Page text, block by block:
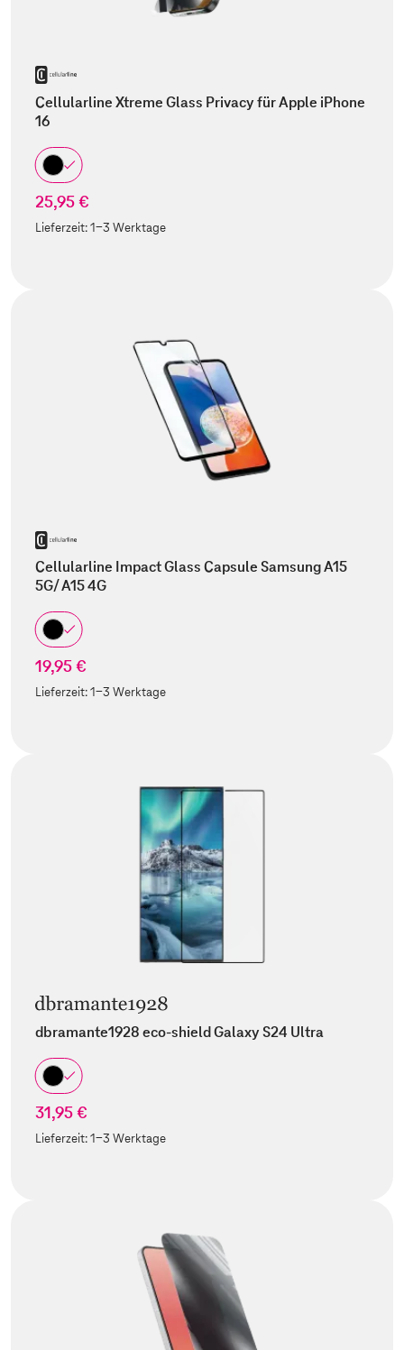
Cellularline Xtreme Glass Privacy für Apple iPhone
16
25,95 €
Lieferzeit:1-3 Werktage
Cellularline Impact Glass Capsule Samsung A15
5G/ A15 4G
19,95 €
Lieferzeit:1-3 Werktage
dbramante1928 eco-shield Galaxy S24 Ultra
31,95 €
Lieferzeit:1-3 Werktage